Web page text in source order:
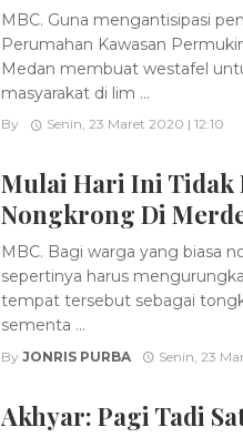
MBC. Guna mengantisipasi
Perumahan Kawasan
Medan membuat westafel
masyarakat di lim ...
By Senin, 23 Maret 2020 | 12:10
Mulai Hari Ini Tidak
Nongkrong Di
MBC. Bagi warga yang biasa
sepertinya harus
tempat tersebut sebagai
sementa ...
By JONRIS PURBA Senin, 23
Akhyar: Pagi Tadi